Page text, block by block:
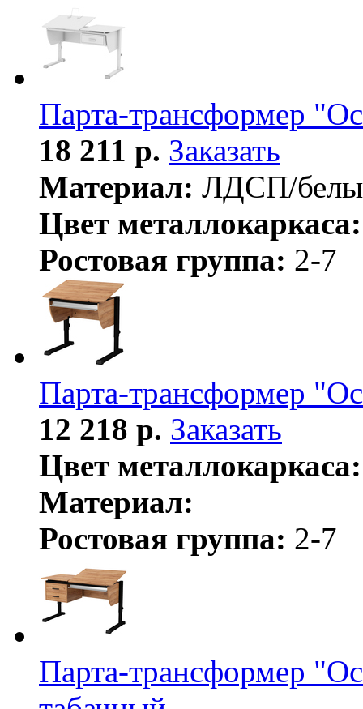
Парта-трансформер
18 211 р. Заказать
Материал: ЛДСП/
Цвет металлокаркаса:
Ростовая группа: 2-7
Парта-трансформер
12 218 р. Заказать
Цвет металлокаркаса:
Материал:
Ростовая группа: 2-7
Парта-трансформер